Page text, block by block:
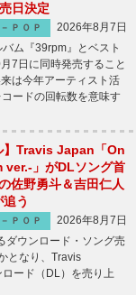
日決定
－ＰＯＰ
2026年8月7日
ム『39rpm』とベスト
7日に同時発売すること
は今年アーティスト活
ードの回転数を意味す
】Travis Japan「On
」がDLソング首
野勇斗＆吉田仁人
う
－ＰＯＰ
2026年8月7日
ウンロード・ソング売
となり、Travis
ード（DL）を売り上